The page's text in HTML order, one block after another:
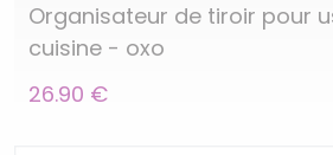
Organisateur de tiroir pour
cuisine - oxo
26.90 €